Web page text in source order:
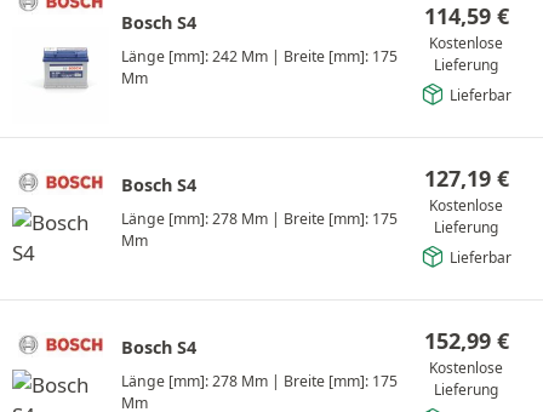
Bosch S4
Länge [mm]: 242 Mm | Breite [mm]: 175
Mm
114,59 €
Kostenlose
Lieferung
Lieferbar
Bosch S4
Länge [mm]: 278 Mm | Breite [mm]: 175
Mm
127,19 €
Kostenlose
Lieferung
Lieferbar
Bosch S4
Länge [mm]: 278 Mm | Breite [mm]: 175
Mm
152,99 €
Kostenlose
Lieferung